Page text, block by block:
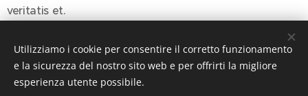
veritatis et.
Share
Utilizziamo i cookie per consentire il corretto funzionamento
e la sicurezza del nostro sito web e per offrirti la migliore
esperienza utente possibile.